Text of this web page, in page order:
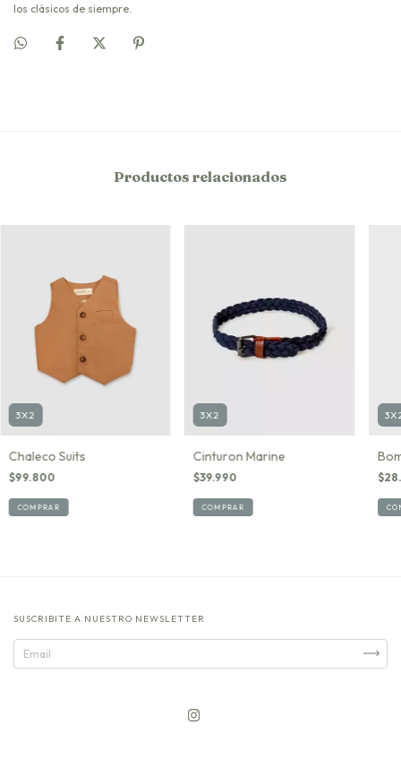
los clásicos de siempre.
Productos relacionados
3X2
Chaleco Suits
$99.800
COMPRAR
3X2
Cinturon Marine
$39.990
COMPRAR
SUSCRIBITE A NUESTRO NEWSLETTER